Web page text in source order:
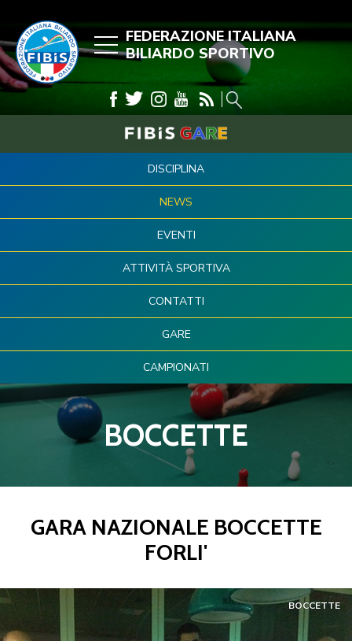
FEDERAZIONE ITALIANA
BILIARDO SPORTIVO
DISCIPLINA
NEWS
EVENTI
ATTIVITÀ SPORTIVA
CONTATTI
GARE
CAMPIONATI
BOCCETTE
GARA NAZIONALE BOCCETTE
FORLI'
BOCCETTE